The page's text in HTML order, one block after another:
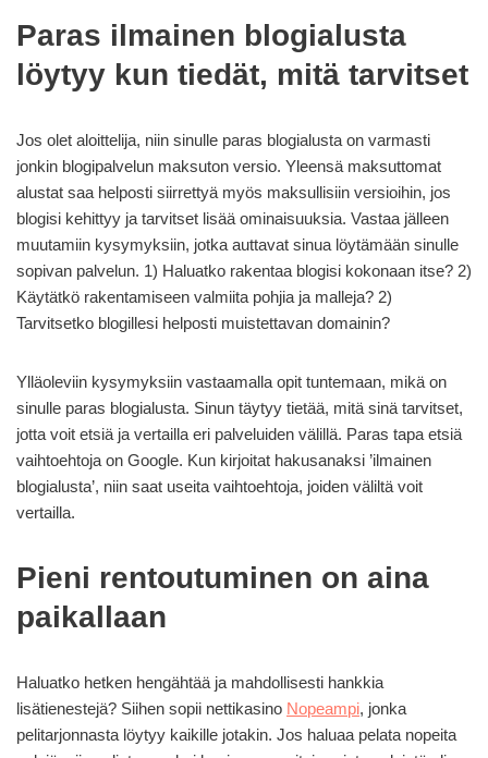
Paras ilmainen blogialusta
löytyy kun tiedät, mitä tarvitset
Jos olet aloittelija, niin sinulle paras blogialusta on varmasti
jonkin blogipalvelun maksuton versio. Yleensä maksuttomat
alustat saa helposti siirrettyä myös maksullisiin versioihin, jos
blogisi kehittyy ja tarvitset lisää ominaisuuksia. Vastaa jälleen
muutamiin kysymyksiin, jotka auttavat sinua löytämään sinulle
sopivan palvelun. 1) Haluatko rakentaa blogisi kokonaan itse? 2)
Käytätkö rakentamiseen valmiita pohjia ja malleja? 2)
Tarvitsetko blogillesi helposti muistettavan domainin?
Ylläoleviin kysymyksiin vastaamalla opit tuntemaan, mikä on
sinulle paras blogialusta. Sinun täytyy tietää, mitä sinä tarvitset,
jotta voit etsiä ja vertailla eri palveluiden välillä. Paras tapa etsiä
vaihtoehtoja on Google. Kun kirjoitat hakusanaksi ’ilmainen
blogialusta’, niin saat useita vaihtoehtoja, joiden väliltä voit
vertailla.
Pieni rentoutuminen on aina
paikallaan
Haluatko hetken hengähtää ja mahdollisesti hankkia
lisätienestejä? Siihen sopii nettikasino Nopeampi, jonka
pelitarjonnasta löytyy kaikille jotakin. Jos haluaa pelata nopeita